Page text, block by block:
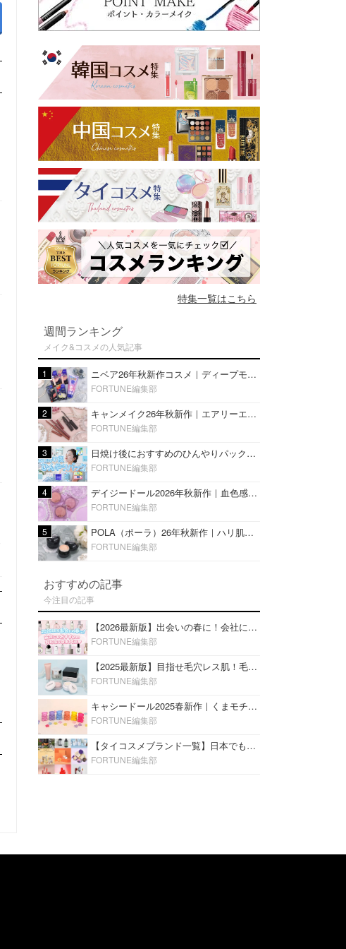
特集一覧はこちら
週間ランキング
メイク&コスメの人気記事
1 ニベア26年秋新作コスメ｜ディープモイスチャーリップの美容液タイプや2in1ボディクリームスクラブも
FORTUNE編集部
2 キャンメイク26年秋新作｜エアリーエクステンションライナー＆カールスナイパーマスカラ新色をレビュー
FORTUNE編集部
3 日焼け後におすすめのひんやりパック14選｜暑い夏にぴったりな冷凍／鎮静／うるおいチャージマスクを紹介
FORTUNE編集部
4 デイジードール2026年秋新作｜血色感が可愛い♡『パウダー ブラッシュ ブルーム』新3色をレビュー
FORTUNE編集部
5 POLA（ポーラ）26年秋新作｜ハリ肌を叶える『B.A デイ プランプ ファンデーション』を口コミ
FORTUNE編集部
おすすめの記事
今注目の記事
【2026最新版】出会いの春に！会社にもおすすめの好印象な香水14選♡ビジネスの場での香水マナーも
FORTUNE編集部
【2025最新版】目指せ毛穴レス肌！毛穴を埋めて隠す「おすすめ部分用下地＆プライマー」ランキング♡
FORTUNE編集部
キャシードール2025春新作｜くまモチーフのミニリップ「シャイニーベア リップモイスト」をレビュー♡
FORTUNE編集部
【タイコスメブランド一覧】日本でも人気沸騰中の“タイコスメ”ブランド20選！
FORTUNE編集部